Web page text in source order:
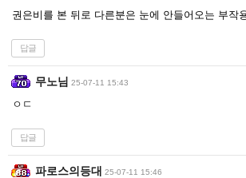
권은비를 본 뒤로 다른분은 눈에 안들어오는 부작
답글
무노님 25-07-11 15:43
ㅇㄷ
답글
파로스의등대 25-07-11 15:46